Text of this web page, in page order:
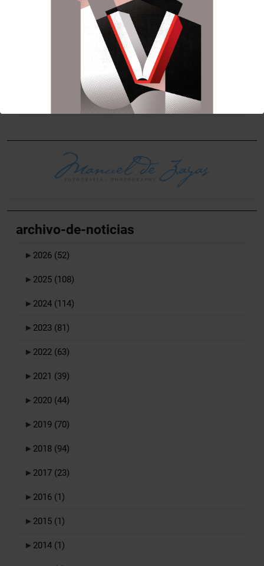
Navegación
Anterior:
L’Altar del Carme
representarà «La
Pesta vençuda» en
Xàbia
Siguiente:
El Altar del Mercado
de Colón celebra su
fiesta
archivo-de-noticias
► 2026 (52)
► 2025 (108)
► 2024 (114)
► 2023 (81)
► 2022 (63)
► 2021 (39)
► 2020 (44)
► 2019 (70)
► 2018 (94)
► 2017 (23)
► 2016 (1)
► 2015 (1)
► 2014 (1)